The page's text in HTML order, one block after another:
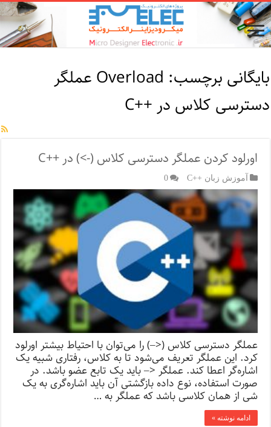
بایگانی برچسب:
Overload عملگر
دسترسی کلاس در ++C
اورلود کردن عملگر دسترسی کلاس (->) در ++C
آموزش زبان ++C 0
عملگر دسترسی کلاس (<‒­­) را می‌توان با احتیاط بیشتر اورلود
کرد. این عملگر تعریف می‌شود تا به کلاس، رفتاری شبیه یک
اشاره‌گر اعطا کند. عملگر <‒ باید یک تابع عضو باشد. در
صورت استفاده، نوع داده بازگشتی آن باید اشاره‌گری به یک
شی از همان کلاسی باشد که عملگر به …
ادامه نوشته »